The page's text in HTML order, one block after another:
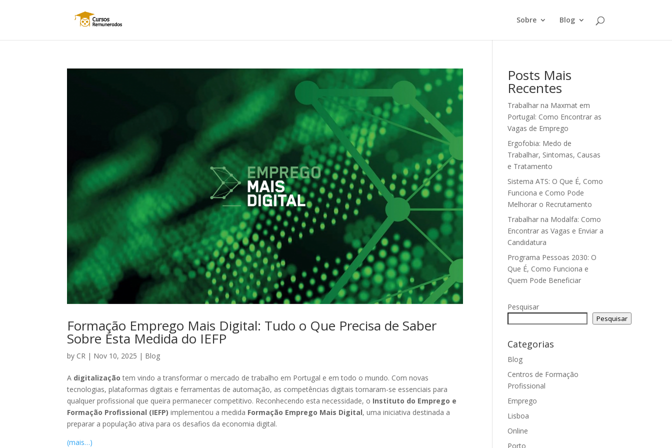
Sobre Blog
Formação Emprego Mais Digital: Tudo o Que Precisa de Saber
Sobre Esta Medida do IEFP
by CR | Nov 10, 2025 | Blog
A digitalização tem vindo a transformar o mercado de trabalho em Portugal e em todo o mundo. Com novas
tecnologias, plataformas digitais e ferramentas de automação, as competências digitais tornaram-se essenciais para
qualquer profissional que queira permanecer competitivo. Reconhecendo esta necessidade, o Instituto do Emprego e
Formação Profissional (IEFP) implementou a medida Formação Emprego Mais Digital, uma iniciativa destinada a
preparar a população ativa para os desafios da economia digital.
(mais…)
Posts Mais
Recentes
Trabalhar na Maxmat em
Portugal: Como Encontrar as
Vagas de Emprego
Ergofobia: Medo de
Trabalhar, Sintomas, Causas
e Tratamento
Sistema ATS: O Que É, Como
Funciona e Como Pode
Melhorar o Recrutamento
Trabalhar na Modalfa: Como
Encontrar as Vagas e Enviar a
Candidatura
Programa Pessoas 2030: O
Que É, Como Funciona e
Quem Pode Beneficiar
Pesquisar
Pesquisar
Categorias
Blog
Centros de Formação
Profissional
Emprego
Lisboa
Online
Porto